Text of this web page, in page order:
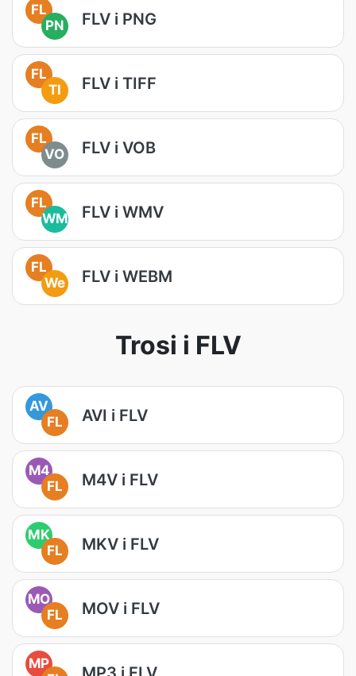
FL
PN
FLV i PNG
FL
TI
FLV i TIFF
FL
VO
FLV i VOB
FL
WM
FLV i WMV
FL
We
FLV i WEBM
Trosi i FLV
AV
FL
AVI i FLV
M4
FL
M4V i FLV
MK
FL
MKV i FLV
MO
FL
MOV i FLV
MP